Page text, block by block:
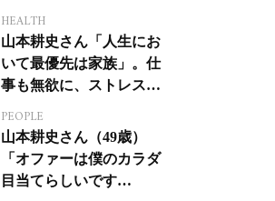
HEALTH
山本耕史さん「人生にお
いて最優先は家族」。仕
事も無欲に、ストレスを
PEOPLE
山本耕史さん（49歳）
「オファーは僕のカラダ
目当てらしいです